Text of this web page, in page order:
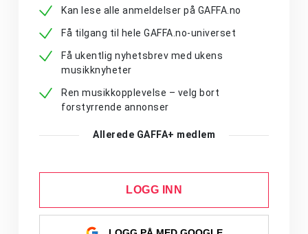
Kan lese alle anmeldelser på GAFFA.no
Få tilgang til hele GAFFA.no-universet
Få ukentlig nyhetsbrev med ukens
musikknyheter
Ren musikkopplevelse – velg bort
forstyrrende annonser
Allerede GAFFA+ medlem
LOGG INN